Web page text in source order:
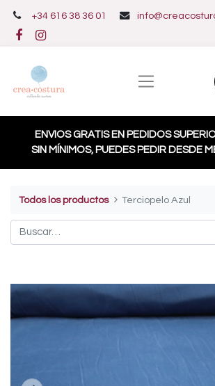
+34 616 38 36 01
ENVIOS GRATIS EN PEDIDOS
SIN MÍNIMOS, PUEDES PEDIR DESDE
Todos los productos Terciopelo Azul